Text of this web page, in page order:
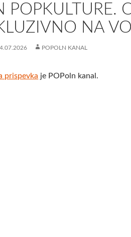
POPKULTURE.
NA
POPOLN KANAL
prispevka je POPoln kanal.